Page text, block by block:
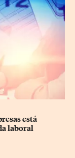
está
laboral